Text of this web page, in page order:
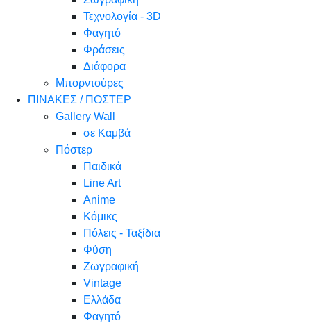
Τεχνολογία - 3D
Φαγητό
Φράσεις
Διάφορα
Μπορντούρες
ΠΙΝΑΚΕΣ / ΠΟΣΤΕΡ
Gallery Wall
σε Καμβά
Πόστερ
Παιδικά
Line Art
Anime
Κόμικς
Πόλεις - Ταξίδια
Φύση
Ζωγραφική
Vintage
Ελλάδα
Φαγητό